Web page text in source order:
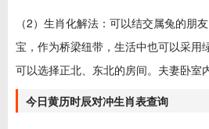
（2）生肖化解法：可以结交属兔的朋
宝，作为桥梁纽带，生活中也可以采用
可以选择正北、东北的房间。夫妻卧室
今日黄历时辰对冲生肖表查询